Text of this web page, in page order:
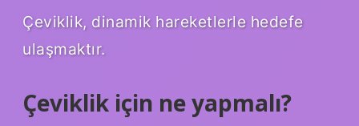
Çeviklik, dinamik hareketlerle hedefe
ulaşmaktır.
Çeviklik için ne yapmalı?